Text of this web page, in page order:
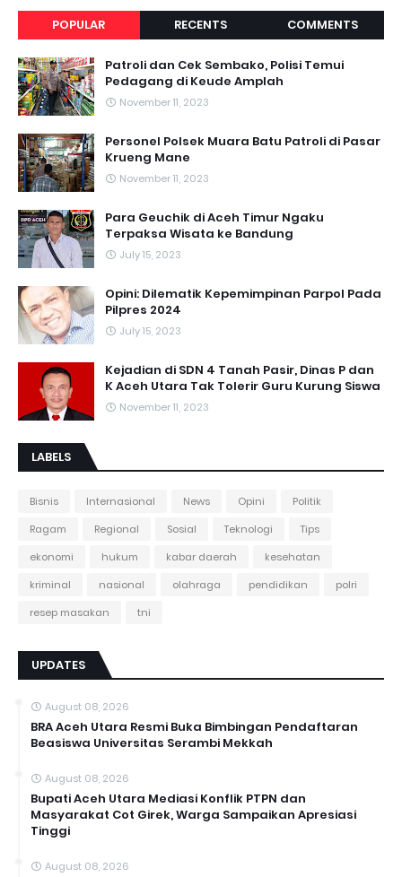
POPULAR RECENTS COMMENTS
Patroli dan Cek Sembako, Polisi Temui
Pedagang di Keude Amplah
November 11, 2023
Personel Polsek Muara Batu Patroli di Pasar
Krueng Mane
November 11, 2023
Para Geuchik di Aceh Timur Ngaku
Terpaksa Wisata ke Bandung
July 15, 2023
Opini: Dilematik Kepemimpinan Parpol Pada
Pilpres 2024
July 15, 2023
Kejadian di SDN 4 Tanah Pasir, Dinas P dan
K Aceh Utara Tak Tolerir Guru Kurung Siswa
November 11, 2023
LABELS
Bisnis Internasional News Opini
Politik
Ragam
Regional Sosial Teknologi
Tips
ekonomi
hukum kabar daerah
kesehatan
kriminal
nasional olahraga pendidikan
polri
resep masakan
tni
UPDATES
August 08, 2026
BRA Aceh Utara Resmi Buka Bimbingan Pendaftaran
Beasiswa Universitas Serambi Mekkah
August 08, 2026
Bupati Aceh Utara Mediasi Konflik PTPN dan
Masyarakat Cot Girek, Warga Sampaikan Apresiasi
Tinggi
August 08, 2026